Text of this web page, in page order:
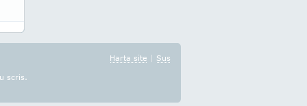
Harta site | Sus
scris.